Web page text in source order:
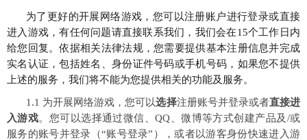
为了更好的开展网络游戏，您可以注册账户进行登录或直接
进入游戏，有任何问题请直接联系我们，我们会在15个工作日内
给您回复。依据相关法律法规，您需要提供基本注册信息并完成
实名认证，包括姓名、身份证件号码或手机号码，如果您不提供
上述的服务，我们将不能为您提供相关的功能及服务。
1.1 为开展网络游戏，您可以选择注册账号并登录或者直接进
入游戏。您可以选择通过微信、QQ、微博等方式创建产品及/或
服务的账号并登录（“账号登录”），或者以游客身份快速进入游